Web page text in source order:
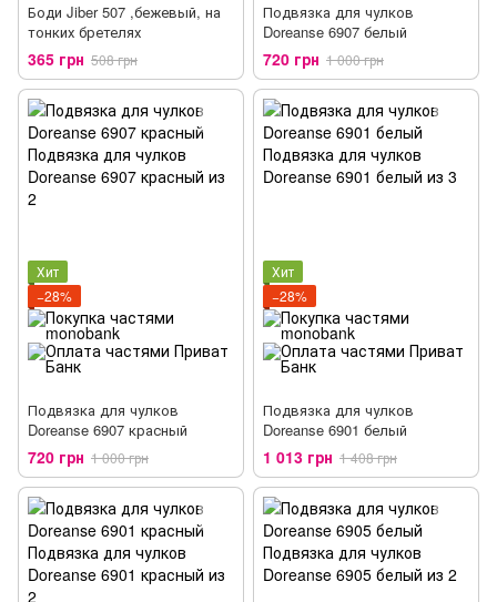
Боди Jiber 507 ,бежевый, на
тонких бретелях
365 грн 508 грн
Подвязка для чулков
Doreanse 6907 белый
720 грн 1 000 грн
Хит
−28%
Подвязка для чулков
Doreanse 6907 красный
720 грн 1 000 грн
Хит
−28%
Подвязка для чулков
Doreanse 6901 белый
1 013 грн 1 408 грн